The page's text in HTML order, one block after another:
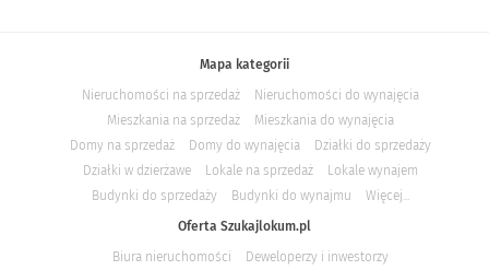
Mapa kategorii
Nieruchomości na sprzedaż
Nieruchomości do wynajęcia
Mieszkania na sprzedaż
Mieszkania do wynajęcia
Domy na sprzedaż
Domy do wynajęcia
Działki do sprzedaży
Działki w dzierżawe
Lokale na sprzedaż
Lokale wynajem
Budynki do sprzedaży
Budynki do wynajmu
Więcej...
Oferta Szukajlokum.pl
Biura nieruchomości
Deweloperzy i inwestorzy